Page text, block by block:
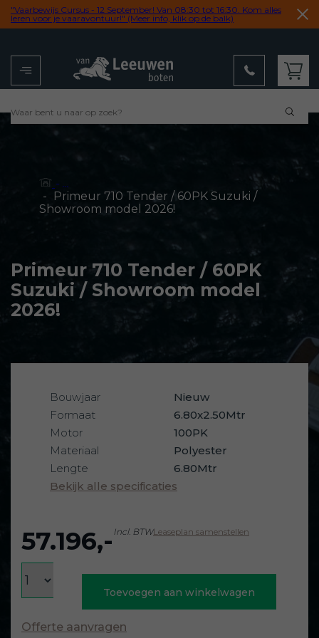
"Vaarbewijs Cursus - 12 September! Van 08:30 tot 16:30. Kom alles
leren voor je vaaravontuur!" (Meer info, klik op de balk)
Menu
- ...
-
Primeur 710 Tender / 60PK Suzuki /
Showroom model 2026!
Primeur 710 Tender / 60PK
Suzuki / Showroom model
2026!
Bouwjaar
Nieuw
Formaat
6.80x2.50Mtr
Motor
100PK
Materiaal
Polyester
Lengte
6.80Mtr
Bekijk alle specificaties
57.196,- Incl. BTWLeaseplan samenstellen
Toevoegen aan winkelwagen
Offerte aanvragen